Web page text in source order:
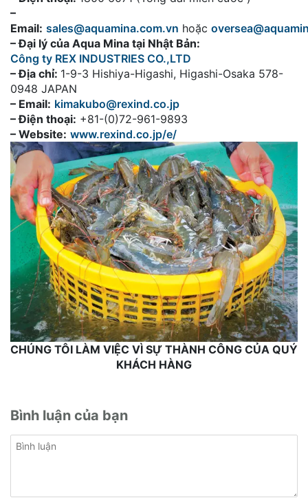
–
Email: sales@aquamina.com.vn hoặc
– Đại lý của Aqua Mina tại Nhật Bản:
Công ty REX INDUSTRIES CO.,LTD
– Địa chỉ: 1-9-3 Hishiya-Higashi, Higashi-Osaka 578-
0948 JAPAN
– Email: kimakubo@rexind.co.jp
– Điện thoại: +81-(0)72-961-9893
– Website: www.rexind.co.jp/e/
CHÚNG TÔI LÀM VIỆC VÌ SỰ THÀNH CÔNG CỦA QUÝ
KHÁCH HÀNG
Bình luận của bạn